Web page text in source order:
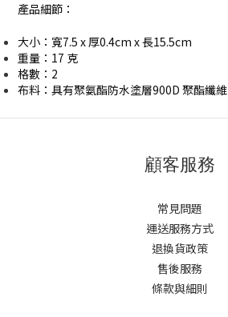
產品細節：
大小：寬7.5 x 厚0.4cm x 長15.5cm
重量：17 克
格數：2
布料：具有聚氨酯防水塗層900D 聚酯纖維
顧客服務
常見問題
運送服務方式
退換貨政策
售後服務
條款與細則